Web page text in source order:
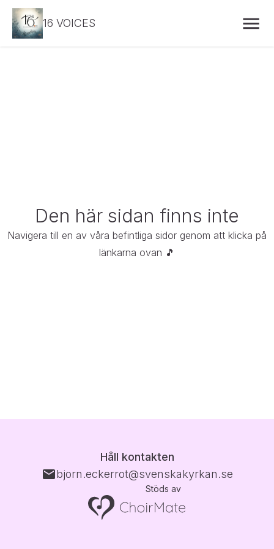
16 VOICES
Den här sidan finns inte
Navigera till en av våra befintliga sidor genom att klicka på
länkarna ovan 🎵
Håll kontakten
bjorn.eckerrot@svenskakyrkan.se
Stöds av